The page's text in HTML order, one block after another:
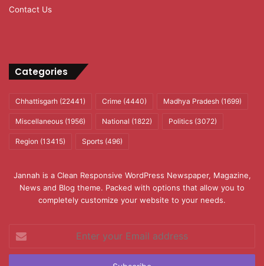
Contact Us
Categories
Chhattisgarh (22441) Crime (4440) Madhya Pradesh (1699)
Miscellaneous (1956) National (1822) Politics (3072)
Region (13415) Sports (496)
Jannah is a Clean Responsive WordPress Newspaper, Magazine,
News and Blog theme. Packed with options that allow you to
completely customize your website to your needs.
your
Email